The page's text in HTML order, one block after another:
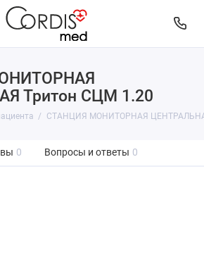
Тритон СЦМ 1.20
СТАНЦИЯ МОНИТОРНАЯ
0 Вопросы и ответы 0